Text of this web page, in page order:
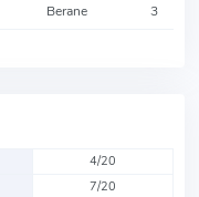
Berane 3
4/20
7/20